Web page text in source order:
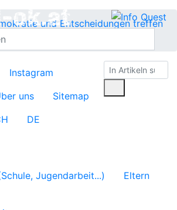
und Entscheidungen treffen
Instagram
uns
Sitemap
DE
Jugendarbeit...)
Eltern